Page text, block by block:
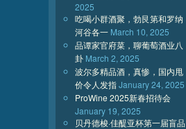
2025
吃喝小群酒聚，勃艮第和罗纳
河谷各一 March 10, 2025
品谭家官府菜，聊葡萄酒业八
卦 March 2, 2025
波尔多精品酒，真惨，国内甩
价令人发指January 24, 2025
ProWine 2025新春招待会
January 19, 2025
贝丹德梭·佳醍亚杯第一届盲品